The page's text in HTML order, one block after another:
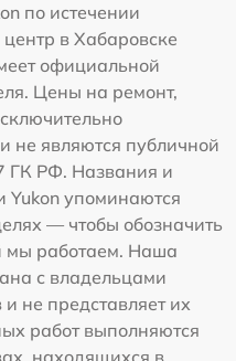
по истечении
в Хабаровске
официальной
Цены на ремонт,
не являются публичной
ГК РФ. Названия и
Yukon упоминаются
— чтобы обозначить
мы работаем. Наша
с владельцами
не представляет их
работ выполняются